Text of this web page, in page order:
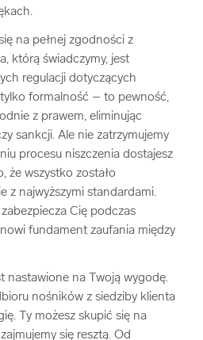
na pełnej zgodności z
którą świadczymy, jest
regulacji dotyczących
formalność – to pewność,
z prawem, eliminując
sankcji. Ale nie zatrzymujemy
procesu niszczenia dostajesz
że wszystko zostało
z najwyższymi standardami.
Cię podczas
fundament zaufania między
nastawione na Twoją wygodę.
nośników z siedziby klienta
Ty możesz skupić się na
się resztą. Od